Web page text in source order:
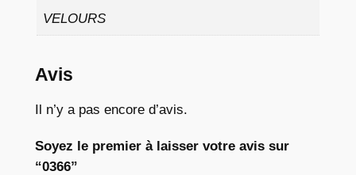
VELOURS
Avis
Il n’y a pas encore d’avis.
Soyez le premier à laisser votre avis sur
“0366”